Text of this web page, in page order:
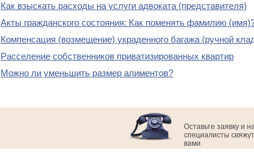
Как взыскать расходы на услуги адвоката (представителя)
Акты гражданского состояния: Как поменять фамилию
Компенсация (возмещение) украденного багажа (ручной
Расселение собственников приватизированных квартир
Можно ли уменьшить размер алиментов?
Оставьте заявку и
специалисты
вами